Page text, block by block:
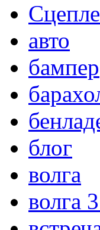
авто
бампер
блог
волга
волга